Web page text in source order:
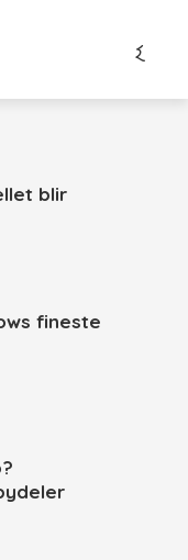
blir
fineste